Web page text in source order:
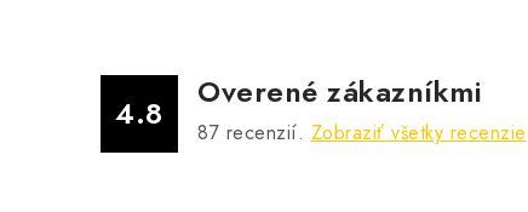
4.8
Overené zákazníkmi
87 recenzií. Zobraziť všetky recenzie